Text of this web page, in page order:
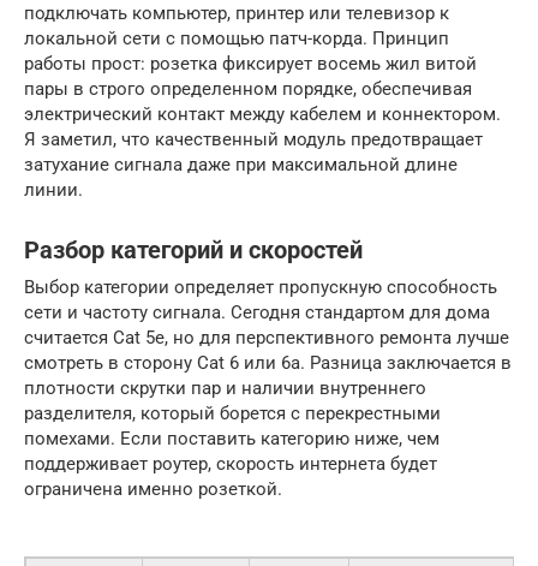
подключать компьютер, принтер или телевизор к
локальной сети с помощью патч-корда. Принцип
работы прост: розетка фиксирует восемь жил витой
пары в строго определенном порядке, обеспечивая
электрический контакт между кабелем и коннектором.
Я заметил, что качественный модуль предотвращает
затухание сигнала даже при максимальной длине
линии.
Разбор категорий и скоростей
Выбор категории определяет пропускную способность
сети и частоту сигнала. Сегодня стандартом для дома
считается Cat 5e, но для перспективного ремонта лучше
смотреть в сторону Cat 6 или 6a. Разница заключается в
плотности скрутки пар и наличии внутреннего
разделителя, который борется с перекрестными
помехами. Если поставить категорию ниже, чем
поддерживает роутер, скорость интернета будет
ограничена именно розеткой.